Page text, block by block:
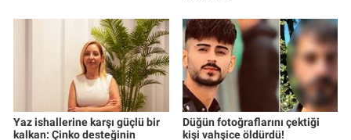
Yaz ishallerine karşı güçlü bir
kalkan: Çinko desteğinin
Düğün fotoğraflarını çektiği
kişi vahşice öldürdü!
Türkiye'nin Geleceği
Türkiye'nin Gündemi
Yerel Gündem